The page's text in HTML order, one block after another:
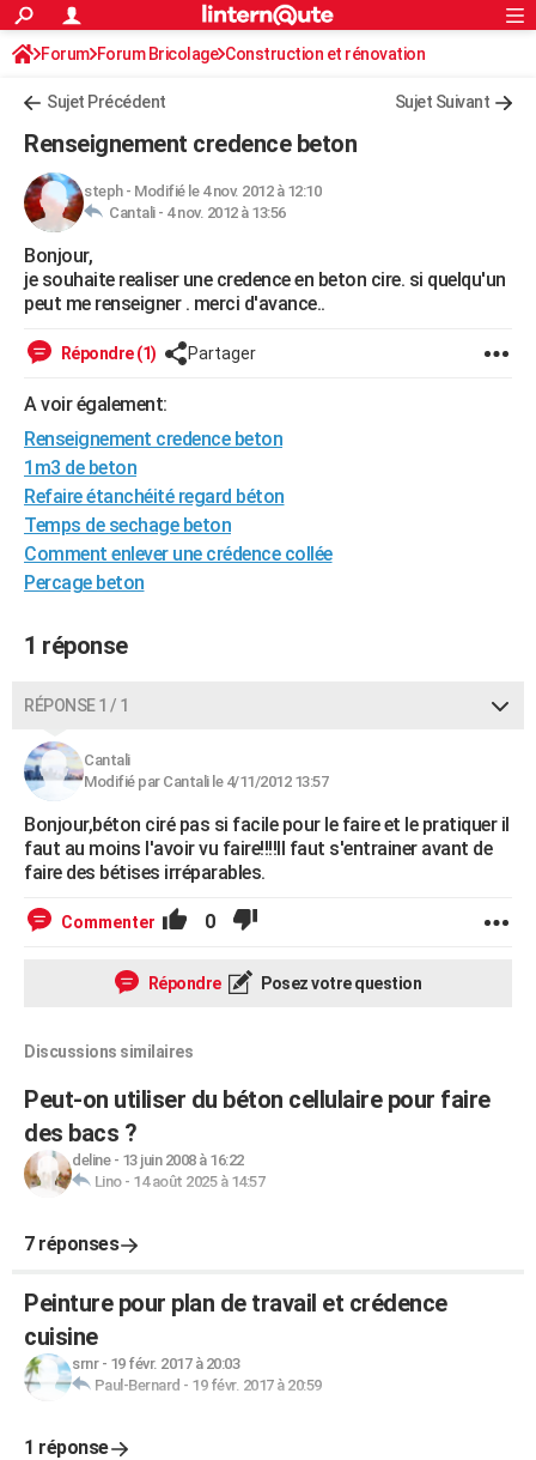
ACTUALITÉS
Politique
Société
Faits Divers
Education
Monde
Villes
+
FINANCE
Retraite
Impôts
Epargne
Immobilier
Risques naturels par ville
Banque
Assurance
Crédit
AUTO
Essais
Réserver un essai
Citadines
Berlines
SUV
Forum auto
+HIGH-TECH
Mobiles
Meilleur smartphone
Internet
Ordinateurs
Jeux vidéo
Guide high-tech
+
Forum
Aménagement intérieur
Extérieur
Cuisine
Salle de bains
Jardinage
Rangement
WEEK-END
Guides de France
Escapades
Patrimoine
Expositions
Musées
Week-end nature
+LIFESTYLE
Art de vivre
Bien-être
Loisirs
Mode
Modes de vie
SANTE
Alimentation
Guide de la santé
Maladies
Médicaments
Sommeil
VOYAGE
Destinations
City break
Voyage nature
Voyage de noces
Forum
Climat
+PHOTO
BONS PLANS
CARTE DE VOEUX
Carte de Noël
Carte Bonne année
Carte Saint-Valentin
Carte Pâques
Carte d'anniversaire
DICTIONNAIRE
Dictionnaire
Biographies
Citations
Expressions
Proverbes
COPAINS D'AVANT
AVIS DE DÉCÈS
Rechercher
S'inscrire
Connexion
Forum Forum Bricolage Construction et rénovation
Sujet Précédent Sujet Suivant
Renseignement credence beton
steph- Modifié le 4 nov. 2012 à 12:10
Cantali - 4 nov. 2012 à 13:56
Bonjour,
je souhaite realiser une credence en beton cire. si quelqu'un
peut me renseigner . merci d'avance..
Répondre (1) Partager
A voir également:
Renseignement credence beton
1m3 de beton
Refaire étanchéité regard béton
Temps de sechage beton
Comment enlever une crédence collée
Percage beton
1 réponse
RÉPONSE 1 / 1
Cantali
Modifié par Cantali le 4/11/2012 13:57
Bonjour,béton ciré pas si facile pour le faire et le pratiquer il
faut au moins l'avoir vu faire!!!!Il faut s'entrainer avant de
faire des bétises irréparables.
Commenter 0
Répondre Posez votre question
Discussions similaires
Peut-on utiliser du béton cellulaire pour faire
des bacs ?
deline- 13 juin 2008 à 16:22
Lino- 14 août 2025 à 14:57
7 réponses
Peinture pour plan de travail et crédence
cuisine
srnr- 19 févr. 2017 à 20:03
Paul-Bernard - 19 févr. 2017 à 20:59
1 réponse